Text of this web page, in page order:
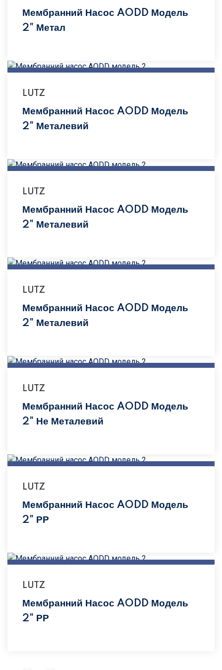
Мембранний Насос AODD Модель
2" Метал
LUTZ
Мембранний Насос AODD Модель
2" Металевий
LUTZ
Мембранний Насос AODD Модель
2" Металевий
LUTZ
Мембранний Насос AODD Модель
2" Металевий
LUTZ
Мембранний Насос AODD Модель
2" Не Металевий
LUTZ
Мембранний Насос AODD Модель
2" РР
LUTZ
Мембранний Насос AODD Модель
2" РР